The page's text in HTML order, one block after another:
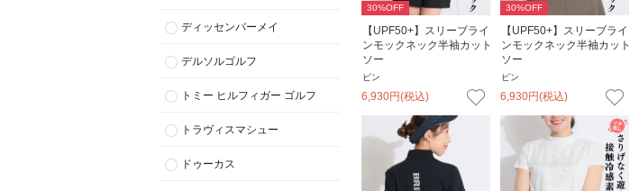
ディッセンバーメイ
デルソルゴルフ
トミー ヒルフィガー ゴルフ
トラヴィスマシュー
ドゥーカス
30%OFF
【UPF50+】スリーブライ
ンモックネック半袖カット
ソー
ピン
6,930円(税込)
30%OFF
【UPF50+】スリーブライ
ンモックネック半袖カット
ソー
ピン
6,930円(税込)